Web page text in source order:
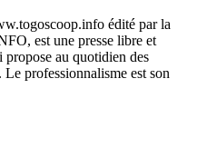
édité par la
est une presse libre et
au quotidien des
professionnalisme est son